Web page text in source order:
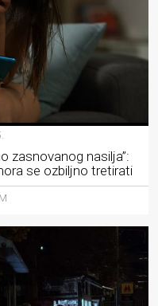
zasnovanog nasilja”:
se ozbiljno tretirati